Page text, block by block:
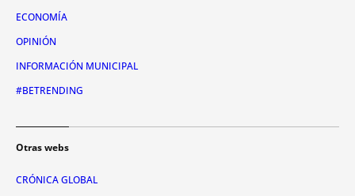
ECONOMÍA
OPINIÓN
INFORMACIÓN MUNICIPAL
#BETRENDING
Otras webs
CRÓNICA GLOBAL